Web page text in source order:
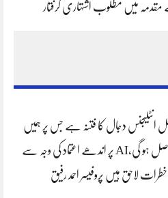
مقدمہ میں مطلوب اشتہاری گرفتار
انٹلیجنس دجال کا فتنہ ہے جس پر ہمیں
فتح حاصل ہو گی،AI پر اندھے اعتماد کی وجہ سے
لاحق ہیں پروفیسر احمد رفیق